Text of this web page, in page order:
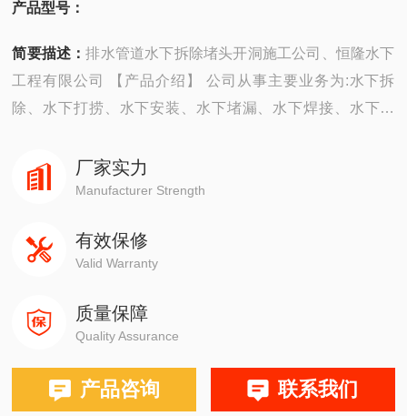
产品型号：
简要描述：排水管道水下拆除堵头开洞施工公司、恒隆水下
工程有限公司 【产品介绍】 公司从事主要业务为:水下拆
除、水下打捞、水下安装、水下堵漏、水下焊接、水下切
测、水下封堵、水下钻孔、水下检查、水下爆破。 ...
厂家实力
Manufacturer Strength
有效保修
Valid Warranty
质量保障
Quality Assurance
产品咨询 联系我们